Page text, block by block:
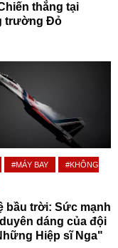
thắng tại
trường Đỏ
#MÁY BAY
#KHÔNG
bầu trời: Sức mạnh
dáng của đội
Hiệp sĩ Nga"